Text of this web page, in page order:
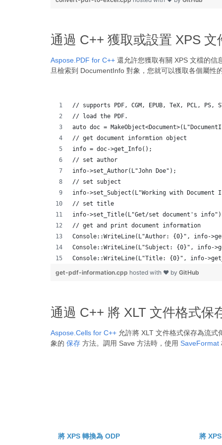
通過 C++ 獲取或設置 XPS 文
Aspose.PDF for C++ 還允許您獲取有關 XPS 文檔的信
旦檢索到 DocumentInfo 對象，您就可以獲取各個屬
// supports PDF, CGM, EPUB, TeX, PCL, PS,
// load the PDF.
auto doc =
// get document informtion object
info = doc->get_Info();
// set author
info->set_Author(L"John Doe");
// set subject
info->set_Subject(L"Working with Document
// set title
info->set_Title(L"Get/set document's
// get and print document information
Console::WriteLine(L"Author: {0}", info-
Console::WriteLine(L"Subject: {0}", info-
Console::WriteLine(L"Title: {0}", info-
get-pdf-information.cpp hosted with ❤ by GitHub
通過 C++ 將 XLT 文件格式保
Aspose.Cells for C++ 允許將 XLT 文件格式保存為流
象的 保存 方法。調用 Save 方法時，使用 SaveFormat
將 XPS 轉換為 ODP 將